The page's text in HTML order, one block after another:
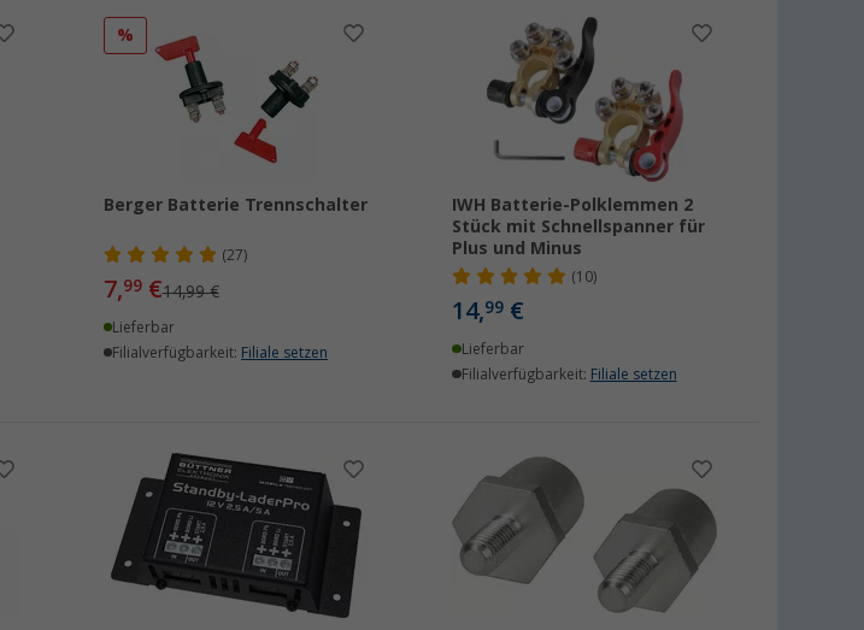
%
Berger Batterie Trennschalter
(27)
7,99€14,99 €
Lieferbar
Filialverfügbarkeit: Filiale setzen
IWH Batterie-Polklemmen 2
Stück mit Schnellspanner für
Plus und Minus
(10)
14,99 €
Lieferbar
Filialverfügbarkeit: Filiale setzen